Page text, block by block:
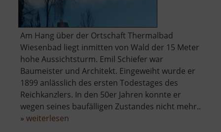
Am Hang über der Ortschaft Thermalbad
Wiesenbad liegt inmitten von Wald der 15 Meter
hohe Aussichtsturm. Emil Schiefer war
Baumeister und Architekt. Eingeweiht wurde er
1899 anlässlich des ersten Todestages des
Reichkanzlers. In den 50er Jahren konnte er
wegen seines baufälligen Zustandes nicht mehr..
» weiterlesen